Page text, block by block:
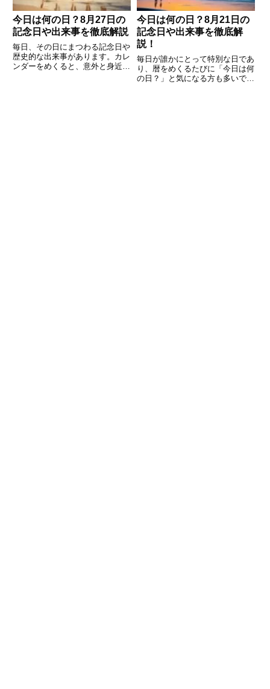
今日は何の日？8月27日の
記念日や出来事を徹底解説
毎日、その日にまつわる記念日や
歴史的な出来事があります。カレ
ンダーをめくると、意外と身近な
今日は何の日？8月21日の
記念日や出来事を徹底解
説！
毎日が誰かにとって特別な日であ
り、暦をめくるたびに「今日は何
の日？」と気になる方も多いでし